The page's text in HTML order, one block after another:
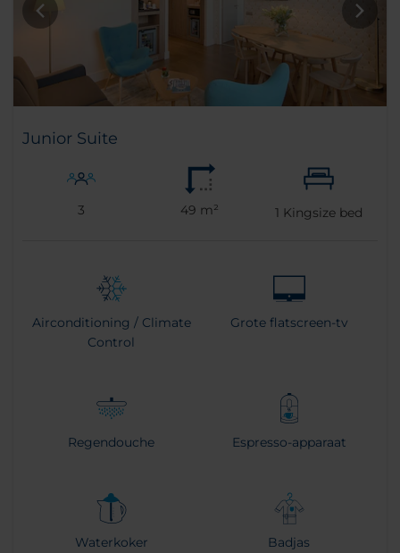
Junior Suite
3 49 m² 1 Kingsize bed
Airconditioning / Climate
Control
Grote flatscreen-tv
Regendouche Espresso-apparaat
Waterkoker Badjas